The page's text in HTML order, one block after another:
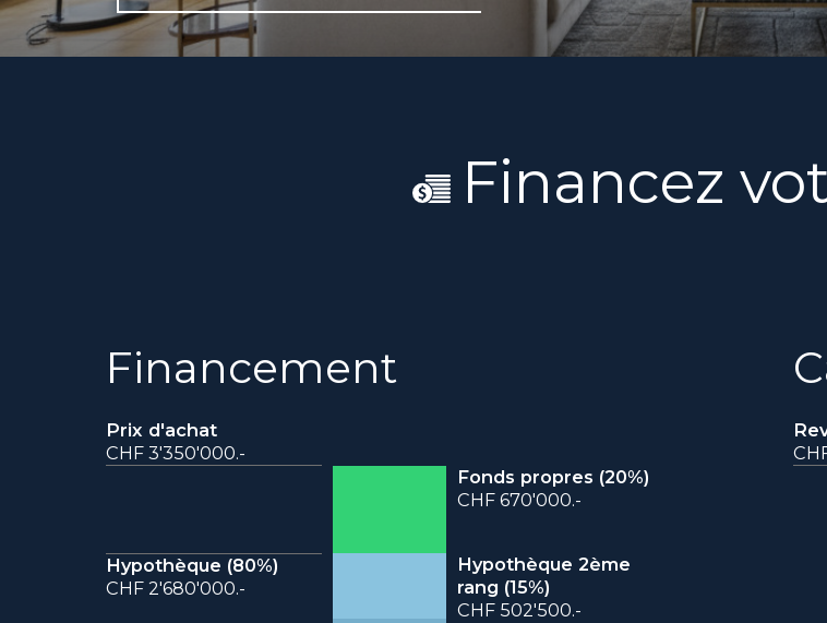
Financez
Financement
Prix d'achat
CHF 3'350'000.-
Fonds propres (20%)
CHF 670'000.-
Hypothèque (80%)
CHF 2'680'000.-
Hypothèque 2ème
rang (15%)
CHF 502'500.-